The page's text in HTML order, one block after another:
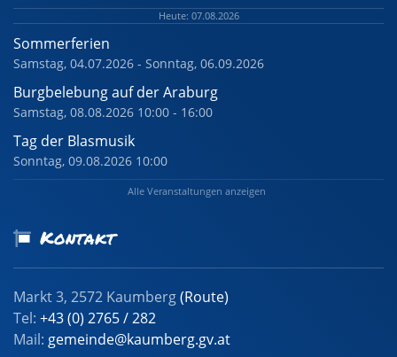
Heute: 07.08.2026
Sommerferien
Samstag, 04.07.2026 - Sonntag, 06.09.2026
Burgbelebung auf der Araburg
Samstag, 08.08.2026 10:00 - 16:00
Tag der Blasmusik
Sonntag, 09.08.2026 10:00
Alle Veranstaltungen anzeigen
Kontakt
Markt 3, 2572 Kaumberg(Route)
Tel: +43 (0) 2765 / 282
Mail: gemeinde@kaumberg.gv.at